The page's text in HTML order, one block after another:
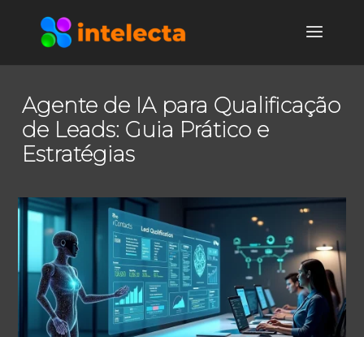
Agente de IA para Qualificação
de Leads: Guia Prático e
Estratégias